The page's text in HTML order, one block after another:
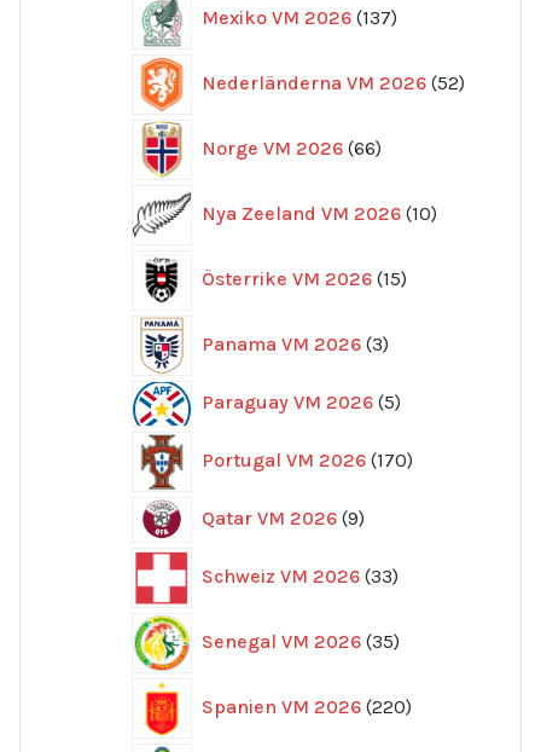
Mexiko VM 2026 137
produkter
Nederländerna VM 2026 52
Norge VM 2026 66
produkter
Nya Zeeland VM 2026 10
produkter
Österrike VM 2026 15
produkter
Panama VM 2026 3
produkter
Paraguay VM 2026 55
Portugal VM 2026 170
produkter
Qatar VM 2026 99
Schweiz VM 2026 33
produkter
Senegal VM 2026 35
produkter
Spanien VM 2026 220
produkter